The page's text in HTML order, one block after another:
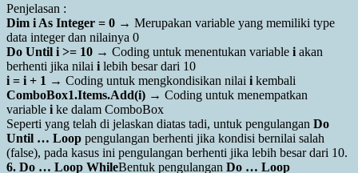
Penjelasan :
Dim i As Integer = 0 → Merupakan variable yang memiliki type
data integer dan nilainya 0
Do Until i >= 10 → Coding untuk menentukan variable i akan
berhenti jika nilai i lebih besar dari 10
i = i + 1 → Coding untuk mengkondisikan nilai i kembali
ComboBox1.Items.Add(i) → Coding untuk menempatkan
variable i ke dalam ComboBox
Seperti yang telah di jelaskan diatas tadi, untuk pengulangan Do
Until … Loop pengulangan berhenti jika kondisi bernilai salah
(false), pada kasus ini pengulangan berhenti jika lebih besar dari 10.
6. Do … Loop WhileBentuk pengulangan Do … Loop